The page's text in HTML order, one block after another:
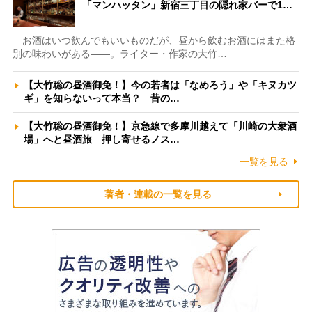
「マンハッタン」新宿三丁目の隠れ家バーで1…
お酒はいつ飲んでもいいものだが、昼から飲むお酒にはまた格
別の味わいがある――。ライター・作家の大竹…
【大竹聡の昼酒御免！】今の若者は「なめろう」や「キヌカツ
ギ」を知らないって本当？ 昔の…
【大竹聡の昼酒御免！】京急線で多摩川越えて「川崎の大衆酒
場」へと昼酒旅 押し寄せるノス…
一覧を見る
著者・連載の一覧を見る